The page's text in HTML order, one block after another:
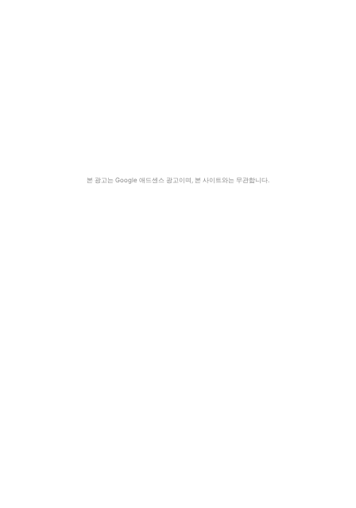
본 광고는 Google 애드센스 광고이며, 본 사이트와는 무관합니다.